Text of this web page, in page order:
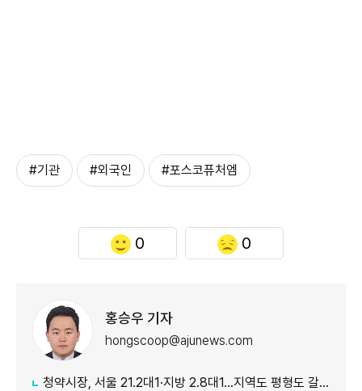
#기관 #외국인 #포스코퓨처엠
0 0
홍승우 기자
hongscoop@ajunews.com
청약시장, 서울 21.2대1·지방 2.8대1…지역도 평형도 갈렸다